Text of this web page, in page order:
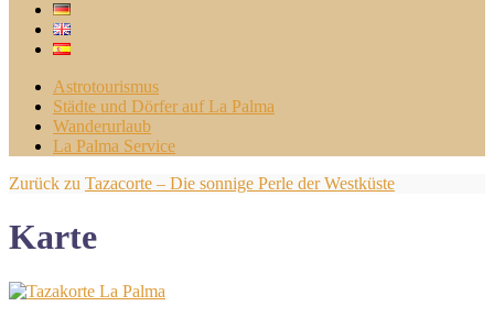
Astrotourismus
Städte und Dörfer auf La Palma
Wanderurlaub
La Palma Service
Zurück zu Tazacorte – Die sonnige Perle der Westküste
Karte